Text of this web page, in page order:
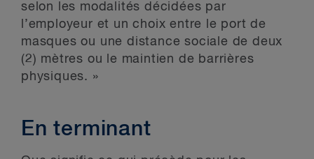
selon les modalités décidées par
l’employeur et un choix entre le port de
masques ou une distance sociale de deux
(2) mètres ou le maintien de barrières
physiques. »
En terminant